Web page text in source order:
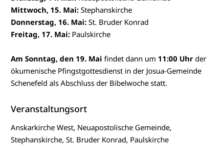
Mittwoch, 15. Mai: Stephanskirche
Donnerstag, 16. Mai: St. Bruder Konrad
Freitag, 17. Mai: Paulskirche
Am Sonntag, den 19. Mai findet dann um 11:00 Uhr der
ökumenische Pfingstgottesdienst in der Josua-Gemeinde
Schenefeld als Abschluss der Bibelwoche statt.
Veranstaltungsort
Anskarkirche West, Neuapostolische Gemeinde,
Stephanskirche, St. Bruder Konrad, Paulskirche